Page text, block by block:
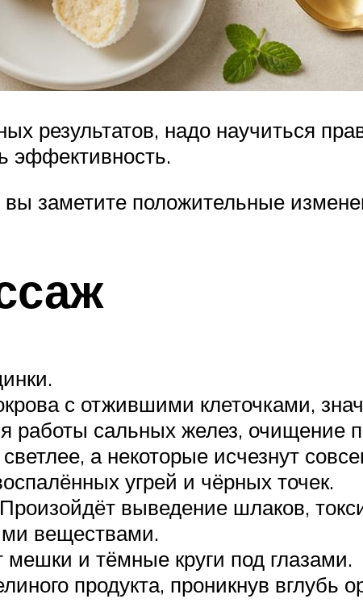
результатов, надо научиться
эффективность.
вы заметите положительные
с отжившими клеточками,
работы сальных желез, очищение
а некоторые исчезнут
угрей и чёрных точек.
выведение шлаков,
веществами.
и тёмные круги под глазами.
продукта, проникнув вглубь